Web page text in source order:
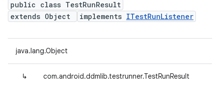
public class TestRunResult
extends Object
implements ITestRunListener
java.lang.Object
↳ com.android.ddmlib.testrunner.TestRunResult